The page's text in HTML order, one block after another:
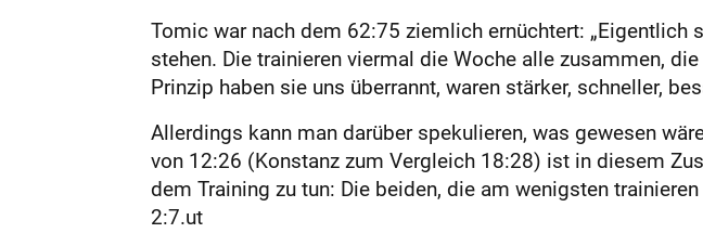
Tomic war nach dem 62:75 ziemlich ernüchtert:
stehen. Die trainieren viermal die Woche alle zusammen,
Prinzip haben sie uns überrannt, waren stärker, schneller,
Allerdings kann man darüber spekulieren, was gewesen
von 12:26 (Konstanz zum Vergleich 18:28) ist in diesem
dem Training zu tun: Die beiden, die am wenigsten
2:7.ut